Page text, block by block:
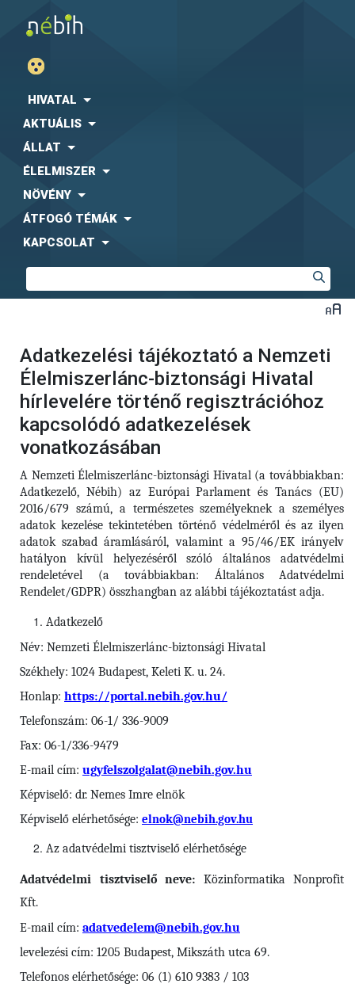
HIVATAL
AKTUÁLIS
ÁLLAT
ÉLELMISZER
NÖVÉNY
ÁTFOGÓ TÉMÁK
KAPCSOLAT
Adatkezelési tájékoztató a Nemzeti
Élelmiszerlánc-biztonsági Hivatal
hírlevelére történő regisztrációhoz
kapcsolódó adatkezelések
vonatkozásában
A Nemzeti Élelmiszerlánc-biztonsági Hivatal (a továbbiakban:
Adatkezelő, Nébih) az Európai Parlament és Tanács (EU)
2016/679 számú, a természetes személyeknek a személyes
adatok kezelése tekintetében történő védelméről és az ilyen
adatok szabad áramlásáról, valamint a 95/46/EK irányelv
hatályon kívül helyezéséről szóló általános adatvédelmi
rendeletével (a továbbiakban: Általános Adatvédelmi
Rendelet/GDPR) összhangban az alábbi tájékoztatást adja.
Adatkezelő
Név: Nemzeti Élelmiszerlánc-biztonsági Hivatal
Székhely: 1024 Budapest, Keleti K. u. 24.
Honlap: https://portal.nebih.gov.hu/
Telefonszám: 06-1/ 336-9009
Fax: 06-1/336-9479
E-mail cím: ugyfelszolgalat@nebih.gov.hu
Képviselő: dr. Nemes Imre elnök
Képviselő elérhetősége: elnok@nebih.gov.hu
Az adatvédelmi tisztviselő elérhetősége
Adatvédelmi tisztviselő neve: Közinformatika Nonprofit
Kft.
E-mail cím: adatvedelem@nebih.gov.hu
levelezési cím: 1205 Budapest, Mikszáth utca 69.
Telefonos elérhetősége: 06 (1) 610 9383 / 103